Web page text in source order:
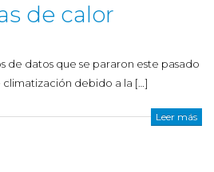
de calor
de datos que se pararon este pasado
debido a la […]
Leer más